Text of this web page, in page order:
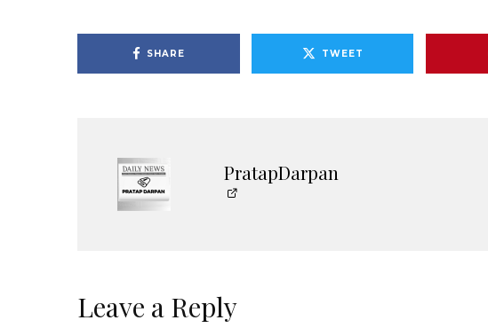
SHARE TWEET
PratapDarpan
Leave a Reply